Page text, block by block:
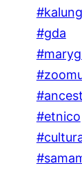
#gda
#etnico